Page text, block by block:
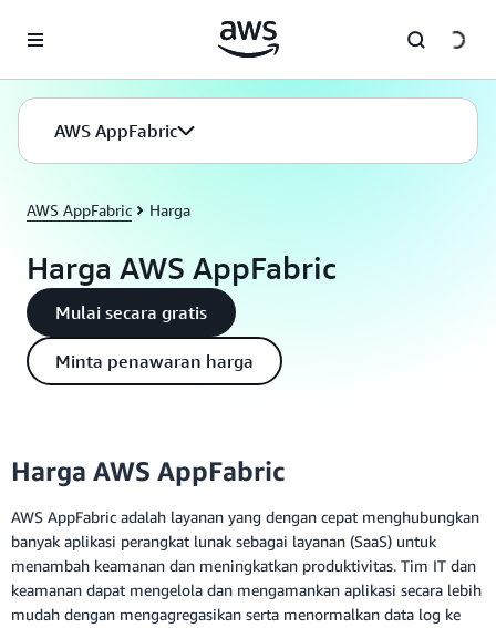
AWS AppFabric
AWS AppFabric Harga
Harga AWS AppFabric
Mulai secara gratis
Minta penawaran harga
Harga AWS AppFabric
AWS AppFabric adalah layanan yang dengan cepat menghubungkan
banyak aplikasi perangkat lunak sebagai layanan (SaaS) untuk
menambah keamanan dan meningkatkan produktivitas. Tim IT dan
keamanan dapat mengelola dan mengamankan aplikasi secara lebih
mudah dengan mengagregasikan serta menormalkan data log ke